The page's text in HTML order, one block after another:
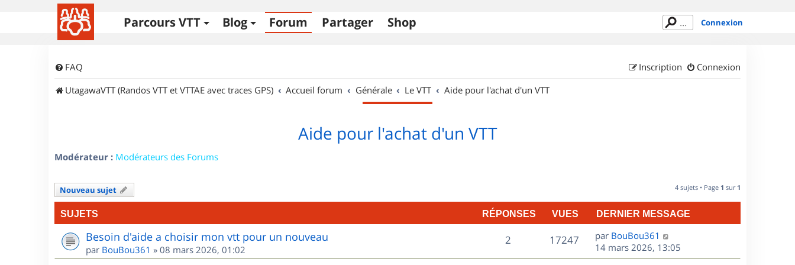
Parcours VTT Blog Forum Partager Shop Connexion
FAQ Connexion
Inscription
UtagawaVTT (Randos VTT et VTTAE avec traces GPS)
Accueil forum Générale Le VTT Aide pour l'achat d'un VTT
Aide pour l'achat d'un VTT
Modérateur : Modérateurs des Forums
Nouveau sujet 4 sujets • Page 1 sur 1
SUJETS RÉPONSES VUES DERNIER MESSAGE
Besoin d'aide a choisir mon vtt pour un nouveau
par BouBou361 » 08 mars 2026, 01:02
2R
é
17247V
u
D
e
r
par BouBou361
14 mars 2026, 13:05